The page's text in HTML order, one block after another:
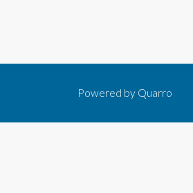
Powered by Quarro